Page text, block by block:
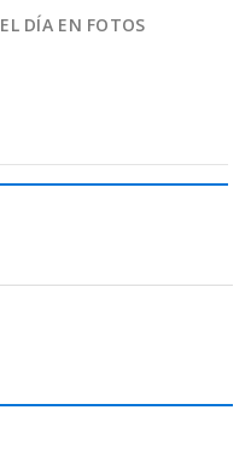
EL DÍA EN FOTOS